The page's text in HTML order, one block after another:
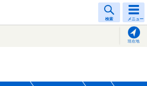
検索 メニュー
現在地